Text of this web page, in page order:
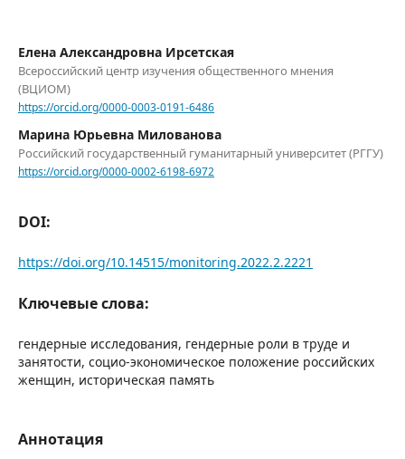
Елена Александровна Ирсетская
Всероссийский центр изучения общественного мнения
(ВЦИОМ)
https://orcid.org/0000-0003-0191-6486
Марина Юрьевна Милованова
Российский государственный гуманитарный университет (РГГУ)
https://orcid.org/0000-0002-6198-6972
DOI:
https://doi.org/10.14515/monitoring.2022.2.2221
Ключевые слова:
гендерные исследования, гендерные роли в труде и
занятости, социо-экономическое положение российских
женщин, историческая память
Аннотация